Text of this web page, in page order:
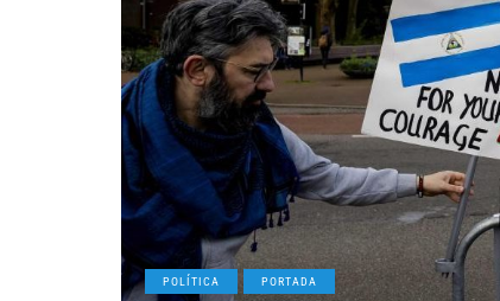
POLÍTICA PORTADA